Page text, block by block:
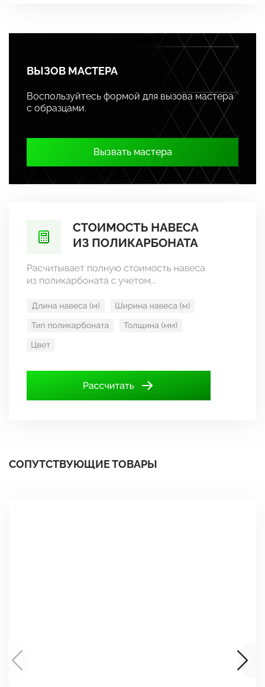
ВЫЗОВ МАСТЕРА
Воспользуйтесь формой для вызова мастера
с образцами.
Вызвать мастера
СОПУТСТВУЮЩИЕ ТОВАРЫ